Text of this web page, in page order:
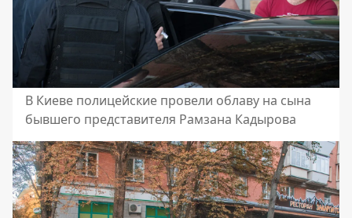
В Киеве полицейские провели облаву на сына
бывшего представителя Рамзана Кадырова